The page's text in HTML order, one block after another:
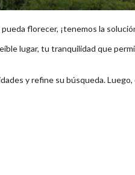
florecer, ¡tenemos la
lugar, tu tranquilidad que
y refine su búsqueda.